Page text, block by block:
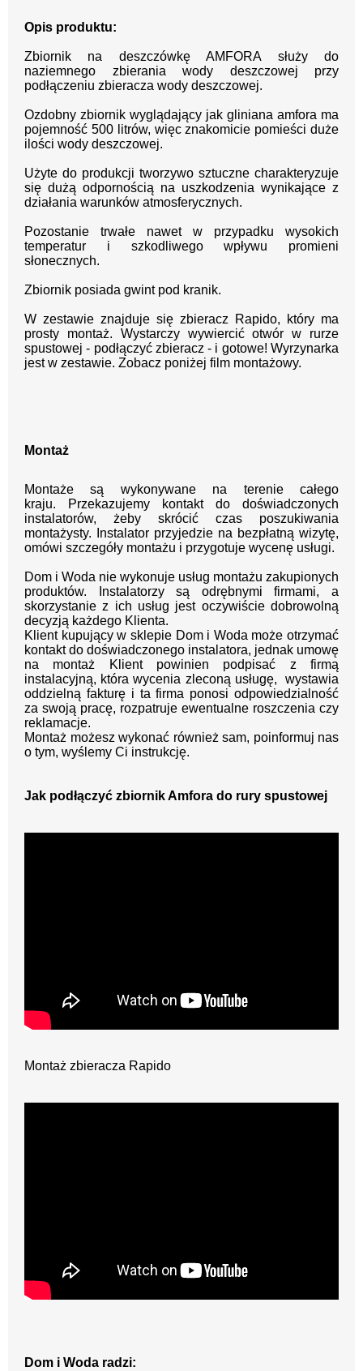
Opis produktu:
Zbiornik na deszczówkę AMFORA służy do
naziemnego zbierania wody deszczowej przy
podłączeniu zbieracza wody deszczowej.
Ozdobny zbiornik wyglądający jak gliniana amfora ma
pojemność 500 litrów, więc znakomicie pomieści duże
ilości wody deszczowej.
Użyte do produkcji tworzywo sztuczne charakteryzuje
się dużą odpornością na uszkodzenia wynikające z
działania warunków atmosferycznych.
Pozostanie trwałe nawet w przypadku wysokich
temperatur i szkodliwego wpływu promieni
słonecznych.
Zbiornik posiada gwint pod kranik.
W zestawie znajduje się zbieracz Rapido, który ma
prosty montaż. Wystarczy wywiercić otwór w rurze
spustowej - podłączyć zbieracz - i gotowe! Wyrzynarka
jest w zestawie. Zobacz poniżej film montażowy.
Montaż
Montaże są wykonywane na terenie całego
kraju.
Przekazujemy kontakt do doświadczonych
instalatorów, żeby skrócić czas poszukiwania
montażysty.
Instalator przyjedzie na bezpłatną wizytę,
omówi szczegóły montażu i przygotuje wycenę usługi.
Dom i Woda nie wykonuje usług montażu zakupionych
produktów. Instalatorzy są odrębnymi firmami, a
skorzystanie z ich usług jest oczywiście dobrowolną
decyzją każdego Klienta.
Klient kupujący w sklepie Dom i Woda może otrzymać
kontakt do doświadczonego instalatora, jednak umowę
na montaż Klient powinien podpisać z firmą
instalacyjną, która wycenia zleconą usługę, wystawia
oddzielną fakturę i ta firma ponosi odpowiedzialność
za swoją pracę, rozpatruje ewentualne roszczenia czy
reklamacje.
Montaż możesz wykonać również sam, poinformuj nas
o tym, wyślemy Ci instrukcję.
Jak podłączyć zbiornik Amfora do rury spustowej
Montaż zbieracza Rapido
Dom i Woda radzi: